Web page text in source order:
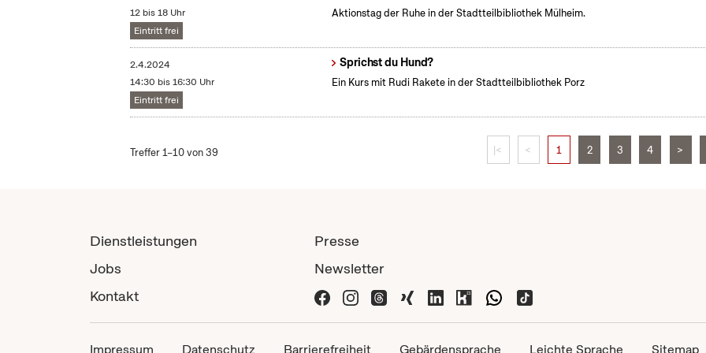
12 bis 18 Uhr
Eintritt frei
Aktionstag der Ruhe in der Stadtteilbibliothek Mülheim.
2.4.2024
14:30 bis 16:30 Uhr
Eintritt frei
Sprichst du Hund?
Ein Kurs mit Rudi Rakete in der Stadtteilbibliothek Porz
Treffer 1–10 von 39 |< < 1 2 3 4 >
Dienstleistungen
Jobs
Kontakt
Presse
Newsletter